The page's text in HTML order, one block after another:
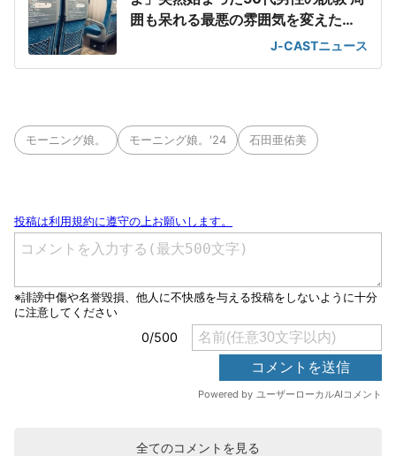
囲も呆れる最悪の雰囲気を変えた
J-CASTニュース
モーニング娘。 モーニング娘。'24 石田亜佑美
全てのコメントを見る